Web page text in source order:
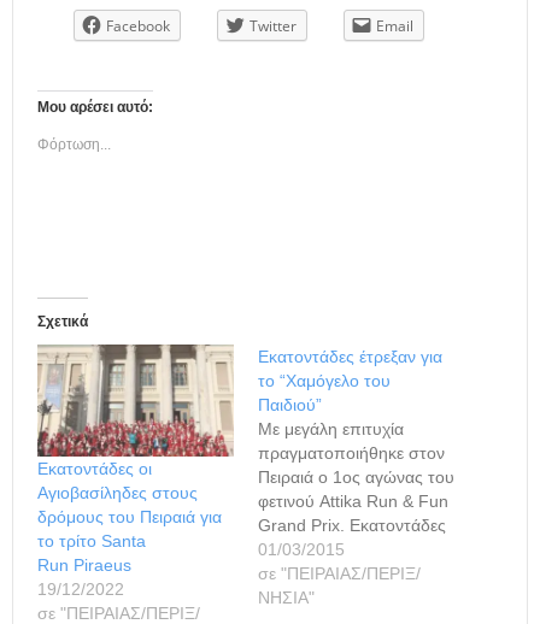
Facebook Twitter Email
Μου αρέσει αυτό:
Φόρτωση...
Σχετικά
Εκατοντάδες οι
Αγιοβασίληδες στους
δρόμους του Πειραιά για
το τρίτο Santa
Run Piraeus
19/12/2022
σε "ΠΕΙΡΑΙΑΣ/ΠΕΡΙΞ/
Εκατοντάδες έτρεξαν για
το “Χαμόγελο του
Παιδιού”
Με μεγάλη επιτυχία
πραγματοποιήθηκε στον
Πειραιά ο 1ος αγώνας του
φετινού Attika Run & Fun
Grand Prix. Εκατοντάδες
αθλητές έτρεξαν στις
διαδρομές των 5 και 10
χιλιομέτρων στο κέντρο
01/03/2015
σε "ΠΕΙΡΑΙΑΣ/ΠΕΡΙΞ/
ΝΗΣΙΑ"